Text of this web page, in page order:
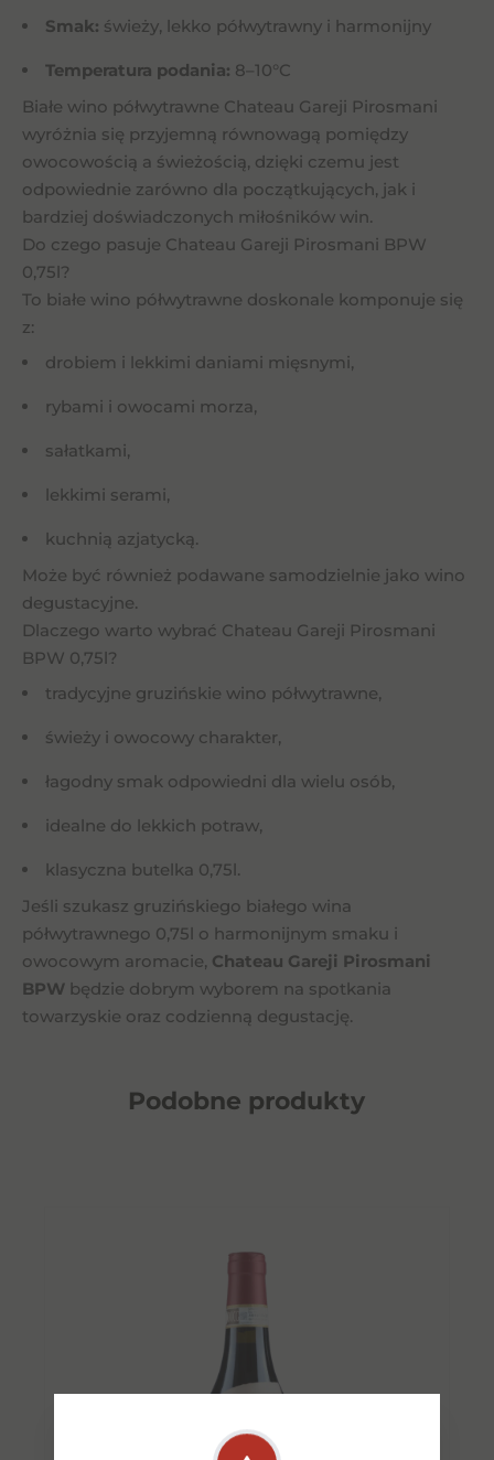
Smak: świeży, lekko półwytrawny i harmonijny
Temperatura podania: 8–10°C
Białe wino półwytrawne Chateau Gareji Pirosmani
wyróżnia się przyjemną równowagą pomiędzy
owocowością a świeżością, dzięki czemu jest
odpowiednie zarówno dla początkujących, jak i
bardziej doświadczonych miłośników win.
Do czego pasuje Chateau Gareji Pirosmani BPW
0,75l?
To białe wino półwytrawne doskonale komponuje się
z:
drobiem i lekkimi daniami mięsnymi,
rybami i owocami morza,
sałatkami,
lekkimi serami,
kuchnią azjatycką.
Może być również podawane samodzielnie jako wino
degustacyjne.
Dlaczego warto wybrać Chateau Gareji Pirosmani
BPW 0,75l?
tradycyjne gruzińskie wino półwytrawne,
świeży i owocowy charakter,
łagodny smak odpowiedni dla wielu osób,
idealne do lekkich potraw,
klasyczna butelka 0,75l.
Jeśli szukasz gruzińskiego białego wina
półwytrawnego 0,75l o harmonijnym smaku i
owocowym aromacie, Chateau Gareji Pirosmani
BPW będzie dobrym wyborem na spotkania
towarzyskie oraz codzienną degustację.
Podobne produkty